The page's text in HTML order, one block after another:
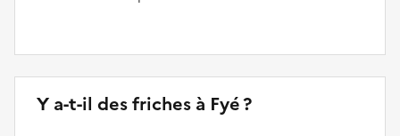
Y a-t-il des friches à Fyé ?